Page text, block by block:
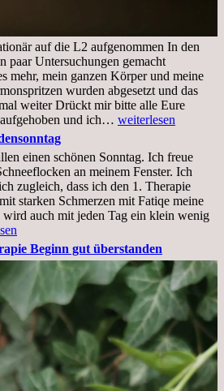
auf die L2 aufgenommen In den
paar Untersuchungen gemacht
mehr, mein ganzen Körper und meine
wurden abgesetzt und das
weiter Drückt mir bitte alle Eure
und ich… Mittwoch.
Krankenhaus
stationär
weiterlesen
einen schönen Sonntag. Ich freue
an meinem Fenster. Ich
zugleich, dass ich den 1. Therapie
starken Schmerzen mit Fatiqe meine
auch mit jeden Tag ein klein wenig
Beginn gut überstanden